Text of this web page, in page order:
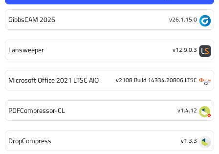
GibbsCAM 2026 v26.1.15.0
Lansweeper v12.9.0.3
Microsoft Office 2021 LTSC AIO v2108 Build 14334.20806 LTSC
PDFCompressor-CL v1.4.12
DropCompress v1.3.3